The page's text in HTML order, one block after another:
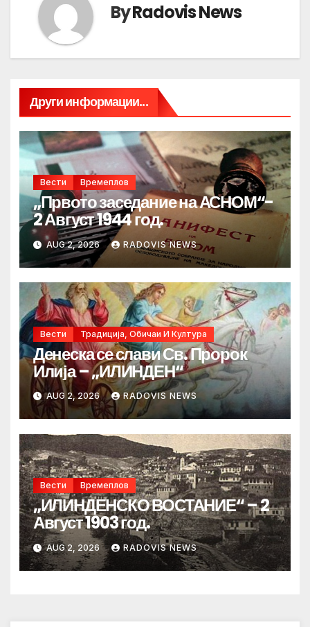
ByRadovis News
Други информации...
Вести Времеплов
„Првото заседание на АСНОМ“-
2 Август 1944 год.
AUG 2, 2026 RADOVIS NEWS
Вести Традиција, Обичаи И Култура
Денеска се слави Св. Пророк
Илија – „ИЛИНДЕН“
AUG 2, 2026 RADOVIS NEWS
Вести Времеплов
„ИЛИНДЕНСКО ВОСТАНИЕ“ – 2
Август 1903 год.
AUG 2, 2026 RADOVIS NEWS